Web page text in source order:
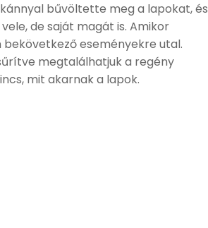
bűvöltette meg a lapokat, és
de saját magát is. Amikor
eseményekre utal.
megtalálhatjuk a regény
mit akarnak a lapok.